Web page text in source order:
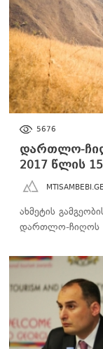
5676
დართლო-
2017 წლის
MTISAMBEBI.GE
ახმეტის
დართლო-ჩიღოს